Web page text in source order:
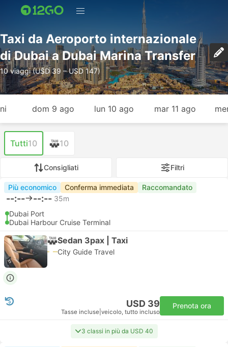
Taxi da Aeroporto internazionale
di Dubai a Dubai Marina Transfer
10 viaggi (USD 39 – USD 147)
dom 9 ago lun 10 ago mar 11 ago
Tutti10 10
Consigliati Filtri
Più economico Conferma immediata Raccomandato
--:-- --:-- 35m
Dubai Port
Dubai Harbour Cruise Terminal
Sedan 3pax | Taxi
City Guide Travel
USD 39
Tasse incluse veicolo, tutto incluso
Prenota ora
3 classi in più da USD 40